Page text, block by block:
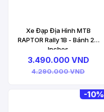
Xe Đạp Địa Hình MTB
RAPTOR Rally 1B - Bánh 24
Inches
3.490.000 VND
4.290.000 VND
-10%